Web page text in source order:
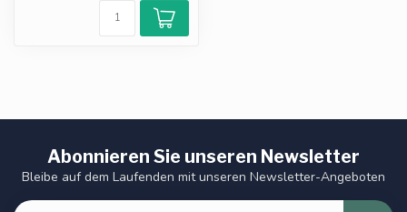
Abonnieren Sie unseren Newsletter
Bleibe auf dem Laufenden mit unseren Newsletter-Angeboten